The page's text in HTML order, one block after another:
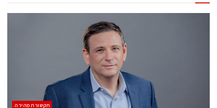
תקשורת מהירה